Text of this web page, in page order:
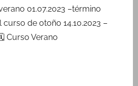
r
a
d
01.07.2023 –término
curso de otoño 14.10.2023 –
Curso Verano